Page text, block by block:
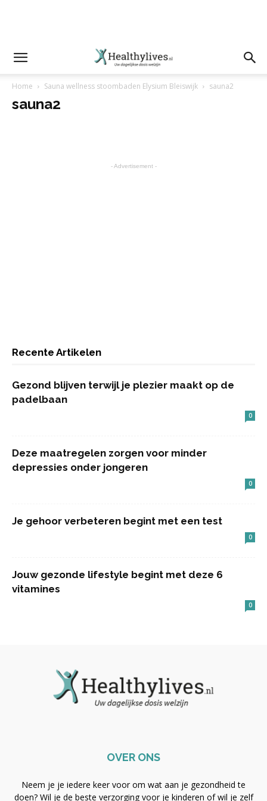
Home Sauna wellness stoombaden Elysium Bleiswijk sauna2
sauna2
- Advertisement -
Recente Artikelen
Gezond blijven terwijl je plezier maakt op de
padelbaan
0
Deze maatregelen zorgen voor minder
depressies onder jongeren
0
Je gehoor verbeteren begint met een test
0
Jouw gezonde lifestyle begint met deze 6
vitamines
0
OVER ONS
Neem je je iedere keer voor om wat aan je gezondheid te
doen? Wil je de beste verzorging voor je kinderen of wil je zelf